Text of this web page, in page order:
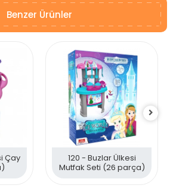
Benzer Ürünler
Çay
120 - Buzlar Ülkesi
Mutfak Seti (26 parça)